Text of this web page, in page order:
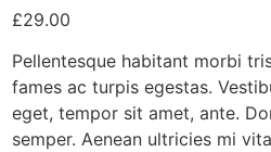
£29.00
Pellentesque habitant morbi
fames ac turpis egestas.
eget, tempor sit amet, ante.
semper. Aenean ultricies mi